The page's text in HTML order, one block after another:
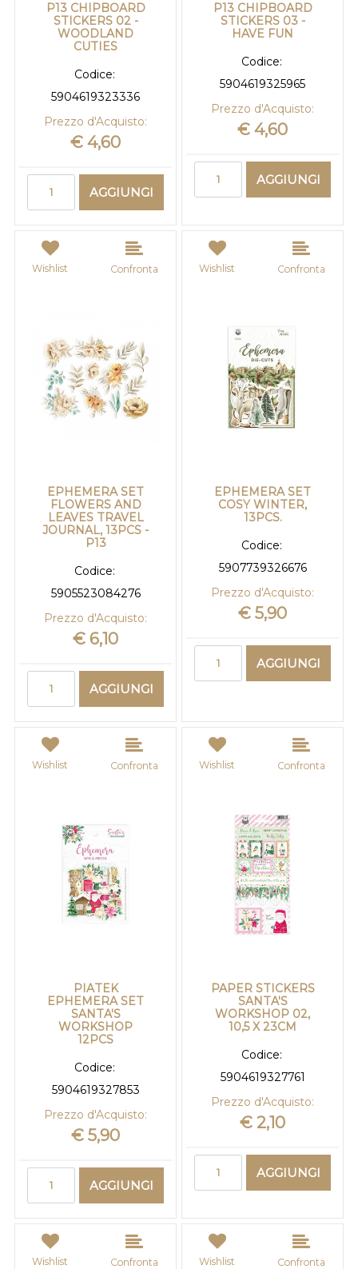
P13 CHIPBOARD
STICKERS 02 -
WOODLAND
CUTIES
Codice:
5904619323336
Prezzo d'Acquisto:
€ 4,60
AGGIUNGI
P13 CHIPBOARD
STICKERS 03 -
HAVE FUN
Codice:
5904619325965
Prezzo d'Acquisto:
€ 4,60
AGGIUNGI
Wishlist Confronta
EPHEMERA SET
FLOWERS AND
LEAVES TRAVEL
JOURNAL, 13PCS -
P13
Codice:
5905523084276
Prezzo d'Acquisto:
€ 6,10
AGGIUNGI
Wishlist Confronta
EPHEMERA SET
COSY WINTER,
13PCS.
Codice:
5907739326676
Prezzo d'Acquisto:
€ 5,90
AGGIUNGI
Wishlist Confronta
PIATEK
EPHEMERA SET
SANTA'S
WORKSHOP
12PCS
Codice:
5904619327853
Prezzo d'Acquisto:
€ 5,90
AGGIUNGI
Wishlist Confronta
PAPER STICKERS
SANTA'S
WORKSHOP 02,
10,5 X 23CM
Codice:
5904619327761
Prezzo d'Acquisto:
€ 2,10
AGGIUNGI
Wishlist Confronta Wishlist Confronta